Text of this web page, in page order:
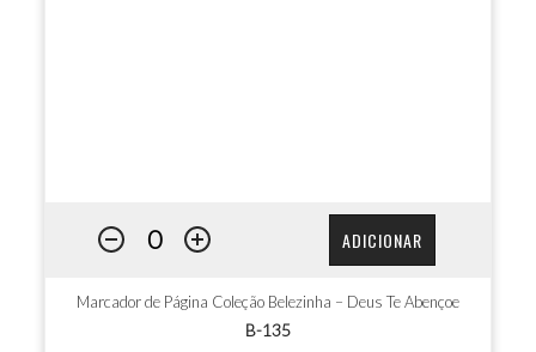
ADICIONAR
Marcador de Página Coleção Belezinha – Deus Te Abençoe
B-135